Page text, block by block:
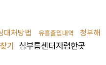
대처방법 유흥출입내역
청부해
기 심부름센터저렴한곳